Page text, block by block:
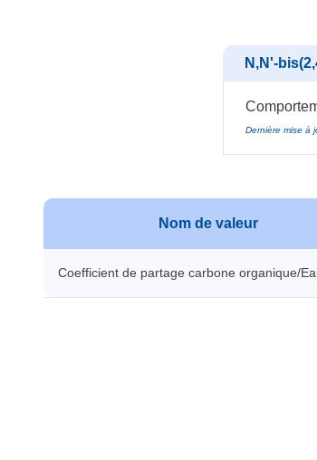
N,N'-
Dernière mise à
Nom de valeur
Coefficient de partage carbone organique/